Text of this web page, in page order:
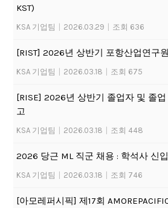
KST)
KSA 기업팀 | 2026.03.29 | 조회 636
[RIST] 2026년 상반기 포항산업연구
KSA 기업팀 | 2026.03.18 | 조회 675
[RISE] 2026년 상반기 졸업자 및 졸
고
KSA 기업팀 | 2026.03.18 | 조회 448
2026 당근 ML 직군 채용 : 학석사 신
KSA 기업팀 | 2026.03.18 | 조회 746
[아모레퍼시픽] 제17회